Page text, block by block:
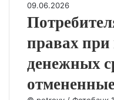
09.06.2026
правах при
денежных